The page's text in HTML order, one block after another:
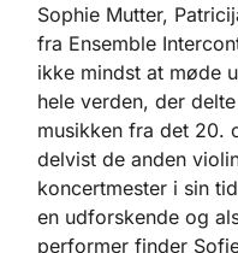
Sophie Mutter,
fra Ensemble
ikke mindst at møde
hele verden, der
musikken fra det 20.
delvist de anden
koncertmester i sin
en udforskende og
performer finder